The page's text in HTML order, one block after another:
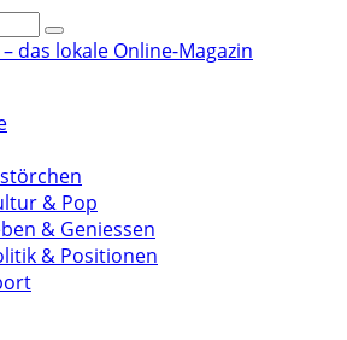
& Pop
& Geniessen
& Positionen